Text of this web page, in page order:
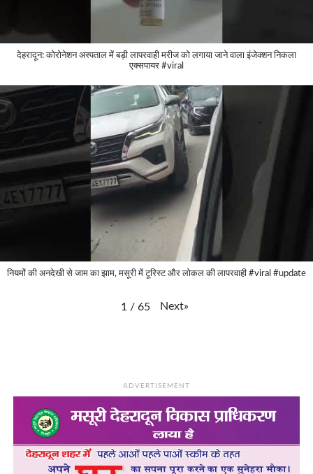
देहरादून: कोरोनेशन अस्पताल में बड़ी लापरवाही मरीज को लगाया जाने वाला इंजेक्शन निकला
एक्सपायर #viral
नियमों की अनदेखी से जाम का झाम, मसूरी में टूरिस्ट और लोकल की लापरवाही #viral #update
1 / 65 Next»
ADVERTISEMENT